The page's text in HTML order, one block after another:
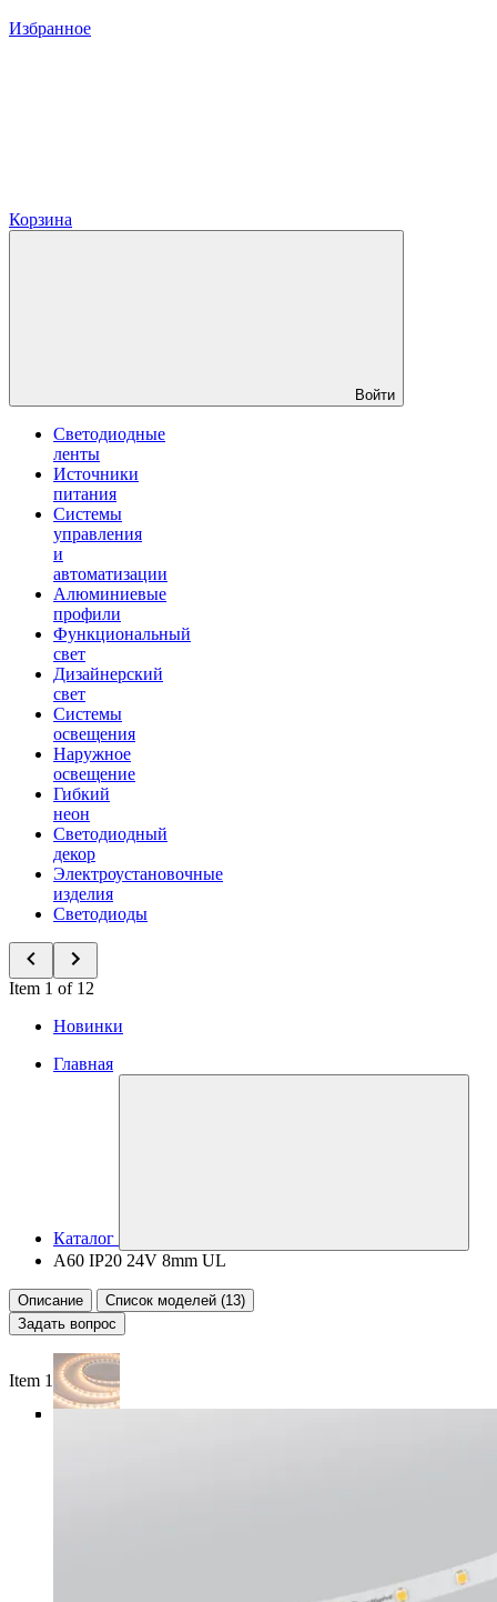
Избранное
Корзина
Войти
Светодиодные
ленты
Источники
питания
Системы
управления
и
автоматизации
Алюминиевые
профили
Функциональный
свет
Дизайнерский
свет
Системы
освещения
Наружное
освещение
Гибкий
неон
Светодиодный
декор
Электроустановочные
изделия
Светодиоды
Item 1 of 12
Новинки
Главная
Каталог
A60 IP20 24V 8mm UL
Описание
Список моделей (13)
Задать вопрос
Item 1 of 5